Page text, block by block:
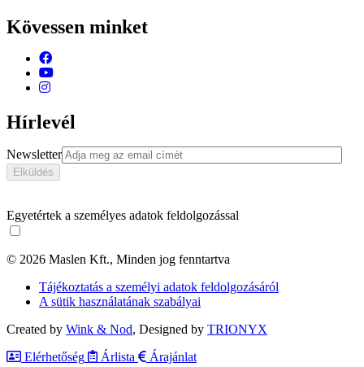
Kövessen minket
Hírlevél
Newsletter
Egyetértek a személyes adatok feldolgozással
© 2026 Maslen Kft., Minden jog fenntartva
Tájékoztatás a személyi adatok feldolgozásáról
A sütik használatának szabályai
Created by Wink & Nod, Designed by TRIONYX
Elérhetőség
Árlista Árajánlat